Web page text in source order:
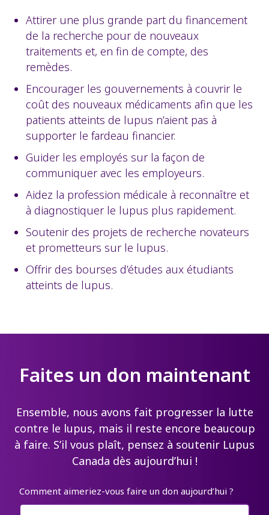
Attirer une plus grande part du financement
de la recherche pour de nouveaux
traitements et, en fin de compte, des
remèdes.
Encourager les gouvernements à couvrir le
coût des nouveaux médicaments afin que les
patients atteints de lupus n’aient pas à
supporter le fardeau financier.
Guider les employés sur la façon de
communiquer avec les employeurs.
Aidez la profession médicale à reconnaître et
à diagnostiquer le lupus plus rapidement.
Soutenir des projets de recherche novateurs
et prometteurs sur le lupus.
Offrir des bourses d’études aux étudiants
atteints de lupus.
Faites un don maintenant
Ensemble, nous avons fait progresser la lutte
contre le lupus, mais il reste encore beaucoup
à faire. S’il vous plaît, pensez à soutenir Lupus
Canada dès aujourd’hui !
Comment aimeriez-vous faire un don aujourd’hui ?